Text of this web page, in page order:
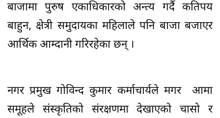
बाजामा पुरुष एकाधिकारको अन्त्य गर्दै कतिपय
बाहुन, क्षेत्री समुदायका महिलाले पनि बाजा बजाएर
आर्थिक आम्दानी गरिरहेका छन् ।
नगर प्रमुख गोविन्द कुमार कर्माचार्यले मगर आमा
समूहले संस्कृतिको संरक्षणमा देखाएको चासो र